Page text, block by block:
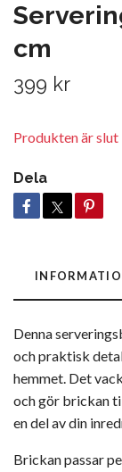
cm
399 kr
Produkten är slut
Dela
Denna
och praktisk
hemmet. Det
och gör brickan
en del av din
Brickan passar